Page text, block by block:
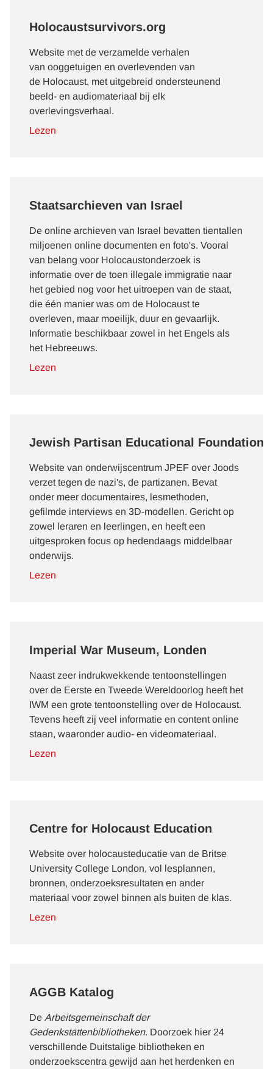
Holocaustsurvivors.org
Website met de verzamelde verhalen
van ooggetuigen en overlevenden van
de Holocaust, met uitgebreid ondersteunend
beeld- en audiomateriaal bij elk
overlevingsverhaal.
Lezen
Staatsarchieven van Israel
De online archieven van Israel bevatten tientallen
miljoenen online documenten en foto's. Vooral
van belang voor Holocaustonderzoek is
informatie over de toen illegale immigratie naar
het gebied nog voor het uitroepen van de staat,
die één manier was om de Holocaust te
overleven, maar moeilijk, duur en gevaarlijk.
Informatie beschikbaar zowel in het Engels als
het Hebreeuws.
Lezen
Jewish Partisan Educational Foundation
Website van onderwijscentrum JPEF over Joods
verzet tegen de nazi's, de partizanen. Bevat
onder meer documentaires, lesmethoden,
gefilmde interviews en 3D-modellen. Gericht op
zowel leraren en leerlingen, en heeft een
uitgesproken focus op hedendaags middelbaar
onderwijs.
Lezen
Imperial War Museum, Londen
Naast zeer indrukwekkende tentoonstellingen
over de Eerste en Tweede Wereldoorlog heeft het
IWM een grote tentoonstelling over de Holocaust.
Tevens heeft zij veel informatie en content online
staan, waaronder audio- en videomateriaal.
Lezen
Centre for Holocaust Education
Website over holocausteducatie van de Britse
University College London, vol lesplannen,
bronnen, onderzoeksresultaten en ander
materiaal voor zowel binnen als buiten de klas.
Lezen
AGGB Katalog
De Arbeitsgemeinschaft der
Gedenkstättenbibliotheken. Doorzoek hier 24
verschillende Duitstalige bibliotheken en
onderzoekscentra gewijd aan het herdenken en